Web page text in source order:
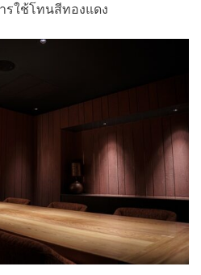
รใช้โทนสีทองแดง